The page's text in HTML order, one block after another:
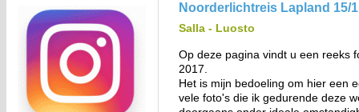
Noorderlichtreis Lapland 15/1
Salla - Luosto
Op deze pagina vindt u een reeks
2017.
Het is mijn bedoeling om hier een
vele foto's die ik gedurende deze